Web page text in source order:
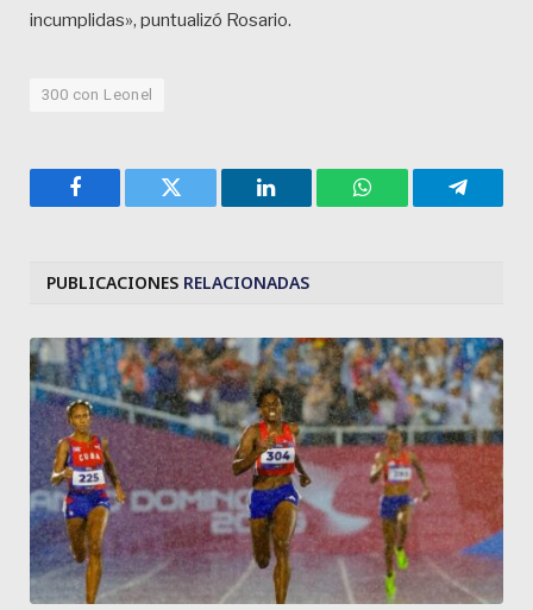
incumplidas», puntualizó Rosario.
300 con Leonel
Facebook Twitter LinkedIn WhatsApp
PUBLICACIONES RELACIONADAS